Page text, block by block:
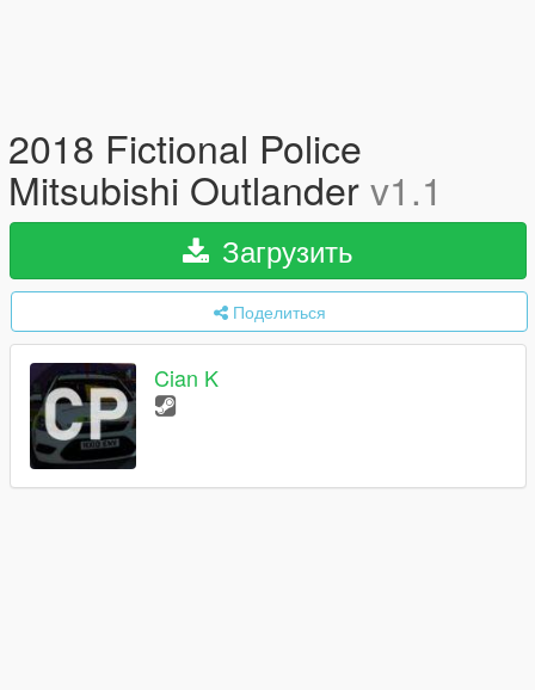
2018 Fictional Police
Mitsubishi Outlanderv1.1
Загрузить
Поделиться
Cian K